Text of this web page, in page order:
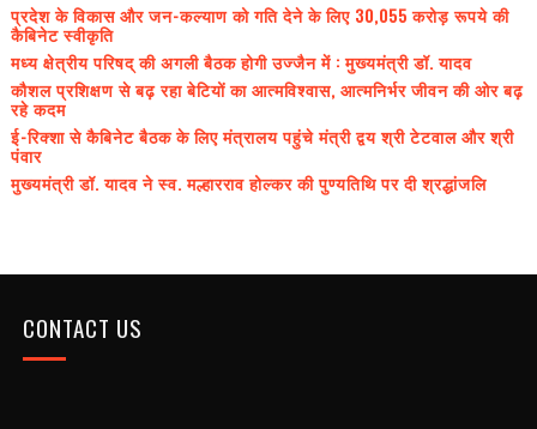
प्रदेश के विकास और जन-कल्याण को गति देने के लिए 30,055 करोड़ रूपये की
कैबिनेट स्वीकृति
मध्य क्षेत्रीय परिषद् की अगली बैठक होगी उज्जैन में : मुख्यमंत्री डॉ. यादव
कौशल प्रशिक्षण से बढ़ रहा बेटियों का आत्मविश्वास, आत्मनिर्भर जीवन की ओर बढ़
रहे कदम
ई-रिक्शा से कैबिनेट बैठक के लिए मंत्रालय पहुंचे मंत्री द्वय श्री टेटवाल और श्री
पंवार
मुख्यमंत्री डॉ. यादव ने स्व. मल्हारराव होल्कर की पुण्यतिथि पर दी श्रद्धांजलि
CONTACT US